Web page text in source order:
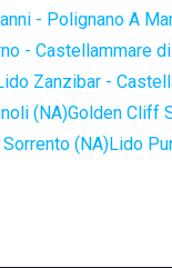
- Polignano A
- Castellammare
Zanzibar -
(NA)Golden Cliff
(NA)Lido